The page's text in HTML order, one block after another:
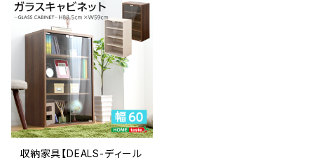
収納家具【DEALS-ディール